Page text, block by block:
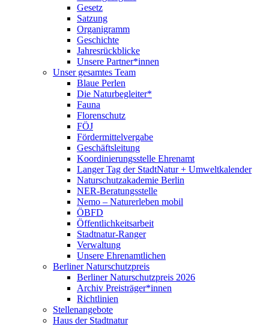
Gesetz
Satzung
Organigramm
Geschichte
Jahresrückblicke
Unsere Partner*innen
Unser gesamtes Team
Blaue Perlen
Die Naturbegleiter*
Fauna
Florenschutz
FÖJ
Fördermittelvergabe
Geschäftsleitung
Koordinierungsstelle Ehrenamt
Langer Tag der StadtNatur + Umweltkalender
Naturschutzakademie Berlin
NER-Beratungsstelle
Nemo – Naturerleben mobil
ÖBFD
Öffentlichkeitsarbeit
Stadtnatur-Ranger
Verwaltung
Unsere Ehrenamtlichen
Berliner Naturschutzpreis
Berliner Naturschutzpreis 2026
Archiv Preisträger*innen
Richtlinien
Stellenangebote
Haus der Stadtnatur